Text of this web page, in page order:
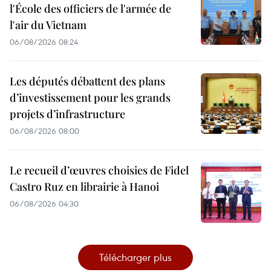
l'École des officiers de l'armée de
l'air du Vietnam
06/08/2026 08:24
Les députés débattent des plans
d’investissement pour les grands
projets d’infrastructure
06/08/2026 08:00
Le recueil d’œuvres choisies de Fidel
Castro Ruz en librairie à Hanoi
06/08/2026 04:30
Télécharger plus